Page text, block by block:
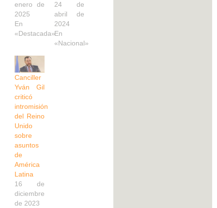
enero de
2025
En
«Destacada»
24 de
abril de
2024
En
«Nacional»
Canciller
Yván Gil
criticó
intromisión
del Reino
Unido
sobre
asuntos
de
América
Latina
16 de
diciembre
de 2023